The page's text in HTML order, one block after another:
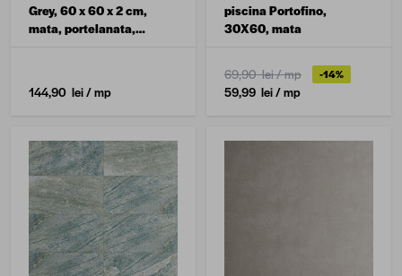
Grey, 60 x 60 x 2 cm,
mata, portelanata,
144,90 lei/ mp
piscina Portofino,
30X60, mata
69,90 lei/ mp -14%
59,99 lei/ mp